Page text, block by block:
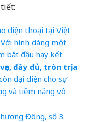
điện thoại tại Việt
hình dáng một
bắt đầu hay kết
đầy đủ, tròn trịa
đại diện cho sự
và tiềm năng vô
Đông, số 3